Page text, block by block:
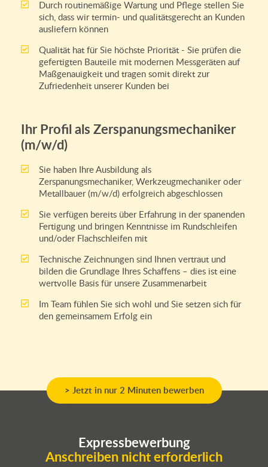
Durch routinemäßige Wartung und Pflege stellen Sie
sich, dass wir termin- und qualitätsgerecht an Kunden
ausliefern können
Qualität hat für Sie höchste Priorität - Sie prüfen die
gefertigten Bauteile mit modernen Messgeräten auf
Maßgenauigkeit und tragen somit direkt zur
Zufriedenheit unserer Kunden bei
Ihr Profil als Zerspanungsmechaniker
(m/w/d)
Sie haben Ihre Ausbildung als
Zerspanungsmechaniker, Werkzeugmechaniker oder
Metallbauer (m/w/d) erfolgreich abgeschlossen
Sie verfügen bereits über Erfahrung in der spanenden
Fertigung und bringen Kenntnisse im Rundschleifen
und/oder Flachschleifen mit
Technische Zeichnungen sind Ihnen vertraut und
bilden die Grundlage Ihres Schaffens – dies ist eine
wertvolle Basis für unsere Zusammenarbeit
Im Team fühlen Sie sich wohl und Sie setzen sich für
den gemeinsamem Erfolg ein
> Jetzt in nur 2 Minuten bewerben
Expressbewerbung
Anschreiben nicht erforderlich